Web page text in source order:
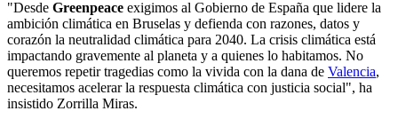
"Desde Greenpeace exigimos al Gobierno de España que lidere la
ambición climática en Bruselas y defienda con razones, datos y
corazón la neutralidad climática para 2040. La crisis climática está
impactando gravemente al planeta y a quienes lo habitamos. No
queremos repetir tragedias como la vivida con la dana de Valencia,
necesitamos acelerar la respuesta climática con justicia social", ha
insistido Zorrilla Miras.